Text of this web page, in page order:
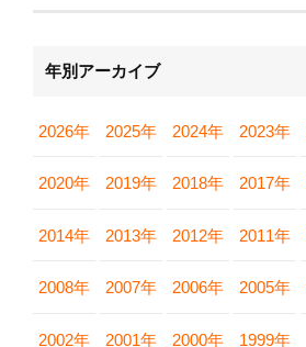
年別アーカイブ
2026年 2025年 2024年 2023年
2020年 2019年 2018年 2017年
2014年 2013年 2012年 2011年
2008年 2007年 2006年 2005年
2002年 2001年 2000年 1999年